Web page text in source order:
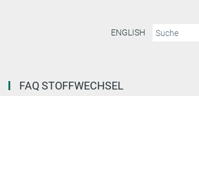
ENGLISH
FAQ STOFFWECHSEL